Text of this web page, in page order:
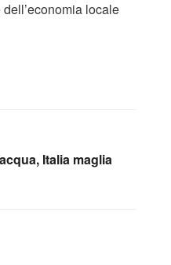
locale
Italia maglia